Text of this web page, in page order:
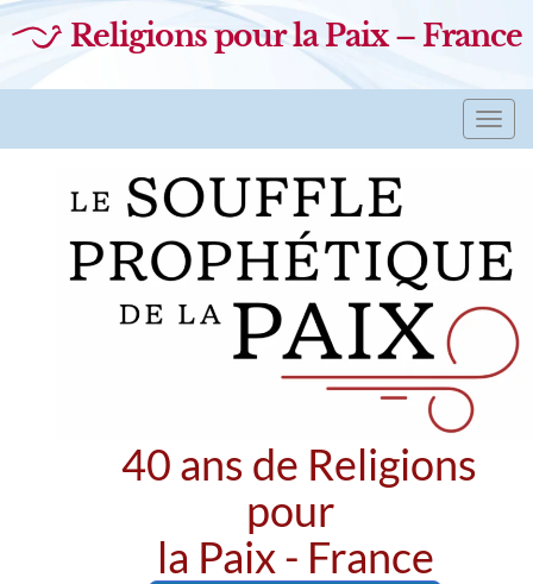
Religions pour la Paix – France
40 ans de Religions
pour
la Paix - France